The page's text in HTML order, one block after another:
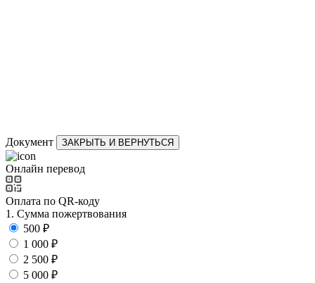
Документ ЗАКРЫТЬ И ВЕРНУТЬСЯ
Онлайн перевод
Оплата по QR-коду
1. Сумма пожертвования
500 ₽
1 000 ₽
2 500 ₽
5 000 ₽